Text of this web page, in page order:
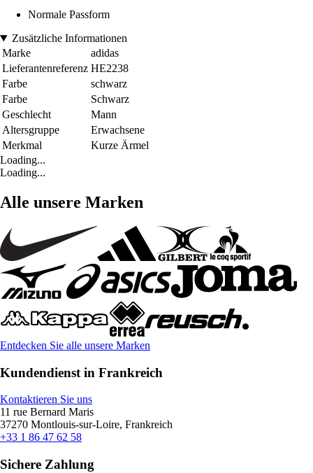
Normale Passform
Zusätzliche Informationen
Marke
adidas
Lieferantenreferenz HE2238
Farbe
schwarz
Farbe
Schwarz
Geschlecht
Mann
Altersgruppe
Erwachsene
Merkmal
Kurze Ärmel
Loading...
Loading...
Alle unsere Marken
Entdecken Sie alle unsere Marken
Kundendienst in Frankreich
Kontaktieren Sie uns
11 rue Bernard Maris
37270 Montlouis-sur-Loire, Frankreich
+33 1 86 47 62 58
Sichere Zahlung